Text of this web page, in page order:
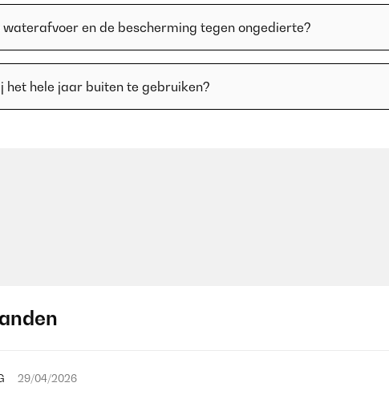
en de bescherming tegen ongedierte?
hele jaar buiten te gebruiken?
29/04/2026